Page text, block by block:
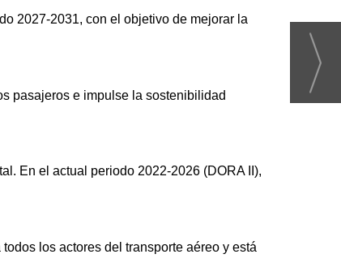
2027-2031, con el objetivo de mejorar la
pasajeros e impulse la sostenibilidad
En el actual periodo 2022-2026 (DORA II),
los actores del transporte aéreo y está